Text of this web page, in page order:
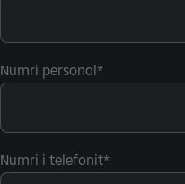
Numri personal
Numri i telefonit